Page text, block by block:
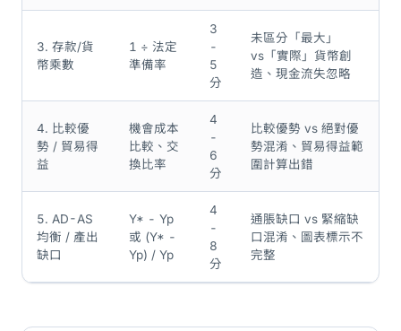
3. 存款/貨
幣乘數
1 ÷ 法定
準備率
3
-
5
分
未區分「最大」
vs「實際」貨幣創
造、現金流失忽略
4. 比較優
勢 / 貿易得
益
機會成本
比較、交
換比率
4
-
6
分
比較優勢 vs 絕對優
勢混淆、貿易得益範
圍計算出錯
5. AD-AS
均衡 / 產出
缺口
Y* - Yp
或 (Y* -
Yp) / Yp
4
-
8
分
通脹缺口 vs 緊縮缺
口混淆、圖表標示不
完整